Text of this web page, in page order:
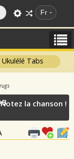
Fr
Tabs
Notez la chanson !